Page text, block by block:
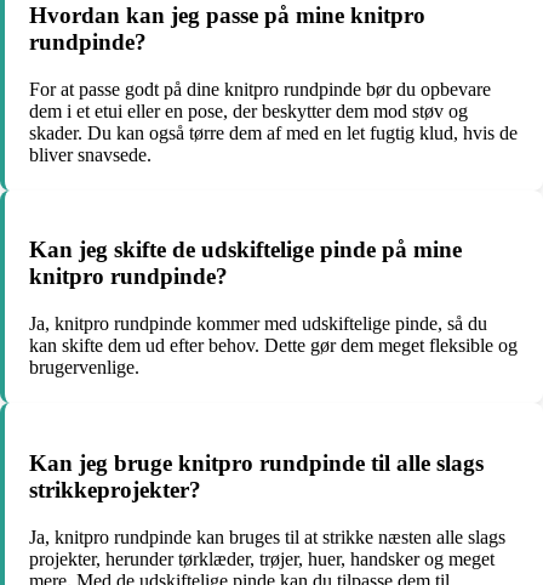
Hvordan kan jeg passe på mine knitpro
rundpinde?
For at passe godt på dine knitpro rundpinde bør du opbevare
dem i et etui eller en pose, der beskytter dem mod støv og
skader. Du kan også tørre dem af med en let fugtig klud, hvis de
bliver snavsede.
Kan jeg skifte de udskiftelige pinde på mine
knitpro rundpinde?
Ja, knitpro rundpinde kommer med udskiftelige pinde, så du
kan skifte dem ud efter behov. Dette gør dem meget fleksible og
brugervenlige.
Kan jeg bruge knitpro rundpinde til alle slags
strikkeprojekter?
Ja, knitpro rundpinde kan bruges til at strikke næsten alle slags
projekter, herunder tørklæder, trøjer, huer, handsker og meget
mere. Med de udskiftelige pinde kan du tilpasse dem til